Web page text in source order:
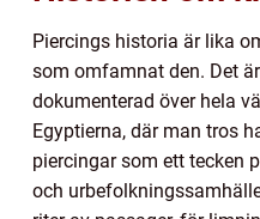
Piercings historia är lika
som omfamnat den. Det
dokumenterad över hela
Egyptierna, där man tros
piercingar som ett tecken
och